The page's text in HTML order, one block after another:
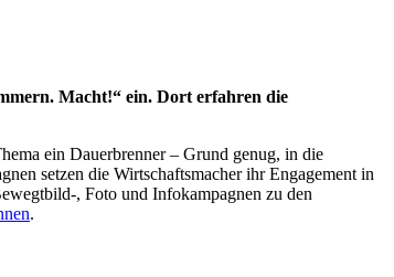
Macht!“ ein. Dort erfahren die
ein Dauerbrenner – Grund genug, in die
setzen die Wirtschaftsmacher ihr Engagement in
, Foto und Infokampagnen zu den
.